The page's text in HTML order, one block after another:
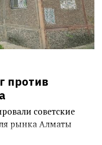
против
советские
рынка Алматы